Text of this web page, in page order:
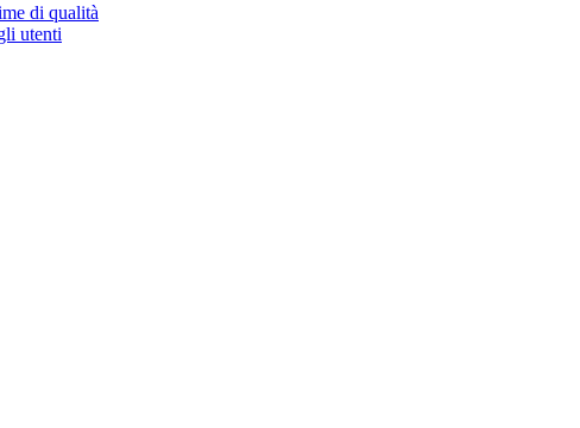
di qualità
utenti